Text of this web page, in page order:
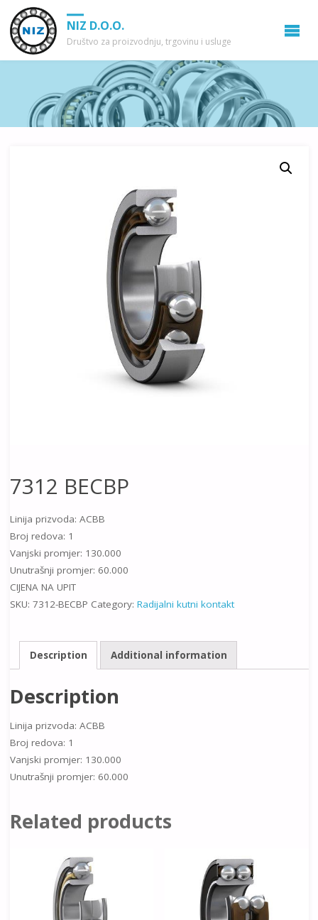
NIZ D.O.O.
Društvo za proizvodnju, trgovinu i usluge
7312 BECBP
Linija prizvoda: ACBB
Broj redova: 1
Vanjski promjer: 130.000
Unutrašnji promjer: 60.000
CIJENA NA UPIT
SKU: 7312-BECBP Category: Radijalni kutni kontakt
Description Additional information
Description
Linija prizvoda: ACBB
Broj redova: 1
Vanjski promjer: 130.000
Unutrašnji promjer: 60.000
Related products